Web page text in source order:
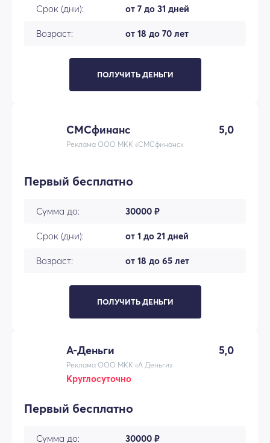
Срок (дни): от 7 до 31 дней
Возраст: от 18 до 70 лет
ПОЛУЧИТЬ ДЕНЬГИ
СМСфинанс 5,0
Реклама ООО МКК «СМСфинанс»
Первый бесплатно
Сумма до: 30000 ₽
Срок (дни): от 1 до 21 дней
Возраст: от 18 до 65 лет
ПОЛУЧИТЬ ДЕНЬГИ
А-Деньги 5,0
Реклама ООО МКК «А Деньги»
Круглосуточно
Первый бесплатно
Сумма до: 30000 ₽